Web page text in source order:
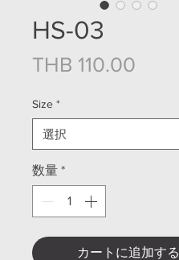
HS-03
THB 110.00
Size *
数量 *
カートに追加する